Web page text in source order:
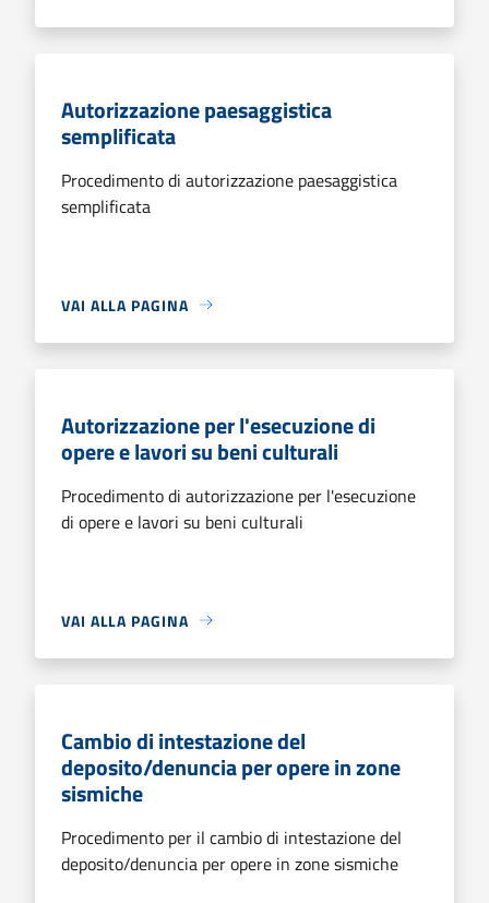
Autorizzazione paesaggistica
semplificata
Procedimento di autorizzazione paesaggistica
semplificata
VAI ALLA PAGINA
Autorizzazione per l'esecuzione di
opere e lavori su beni culturali
Procedimento di autorizzazione per l'esecuzione
di opere e lavori su beni culturali
VAI ALLA PAGINA
Cambio di intestazione del
deposito/denuncia per opere in zone
sismiche
Procedimento per il cambio di intestazione del
deposito/denuncia per opere in zone sismiche